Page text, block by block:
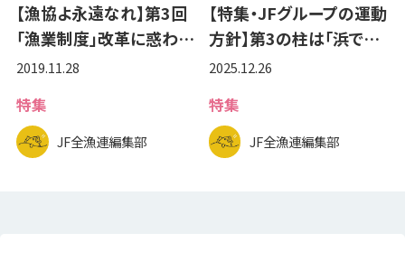
【漁協よ永遠なれ】第3回
「漁業制度」改革に惑わ…
2019.11.28
特集
JF全漁連編集部
【特集・JFグループの運動
方針】第3の柱は「浜で…
2025.12.26
特集
JF全漁連編集部